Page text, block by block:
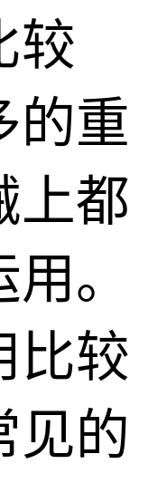
较
的重
上都
。
比较
见的